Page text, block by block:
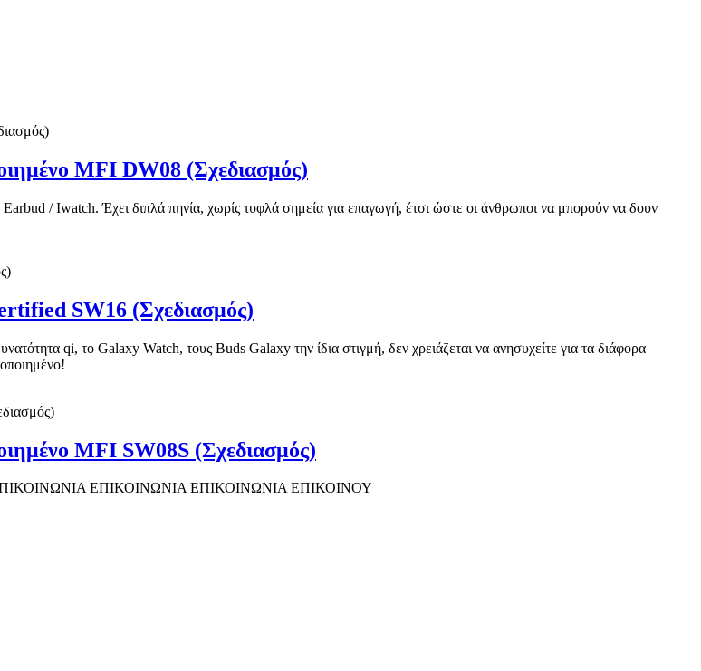
MFI DW08 (Σχεδιασμός)
/ Iwatch. Έχει διπλά πηνία, χωρίς τυφλά σημεία για επαγωγή, έτσι ώστε οι άνθρωποι να μπορούν να δουν
SW16 (Σχεδιασμός)
qi, το Galaxy Watch, τους Buds Galaxy την ίδια στιγμή, δεν χρειάζεται να ανησυχείτε για τα διάφορα
MFI SW08S (Σχεδιασμός)
ΕΠΙΚΟΙΝΩΝΙΑ ΕΠΙΚΟΙΝΩΝΙΑ ΕΠΙΚΟΙΝΟΥ